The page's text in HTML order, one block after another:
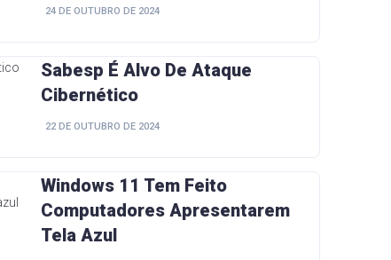
24 DE OUTUBRO DE 2024
Sabesp É Alvo De Ataque
Cibernético
22 DE OUTUBRO DE 2024
Windows 11 Tem Feito
Computadores Apresentarem
Tela Azul